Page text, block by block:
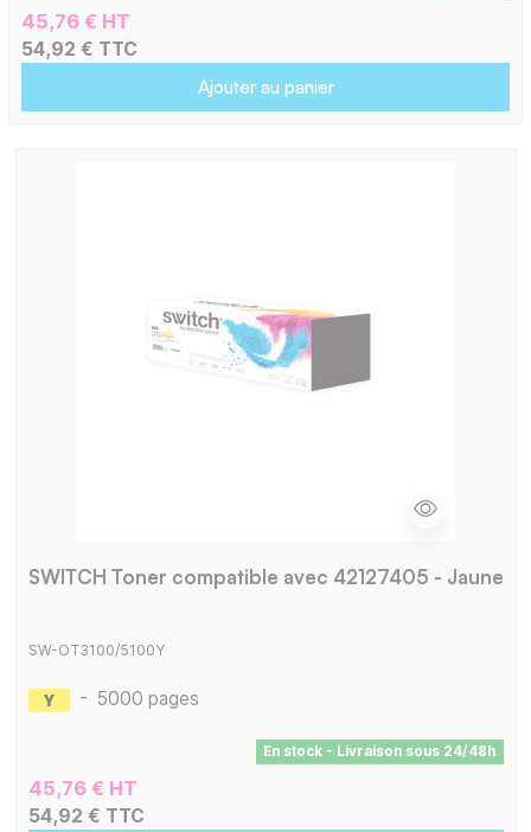
45,76 € HT
54,92 € TTC
Ajouter au panier
SWITCH Toner compatible avec 42127405 - Jaune
SW-OT3100/5100Y
- 5000 pages
En stock - Livraison sous 24/48h
45,76 € HT
54,92 € TTC